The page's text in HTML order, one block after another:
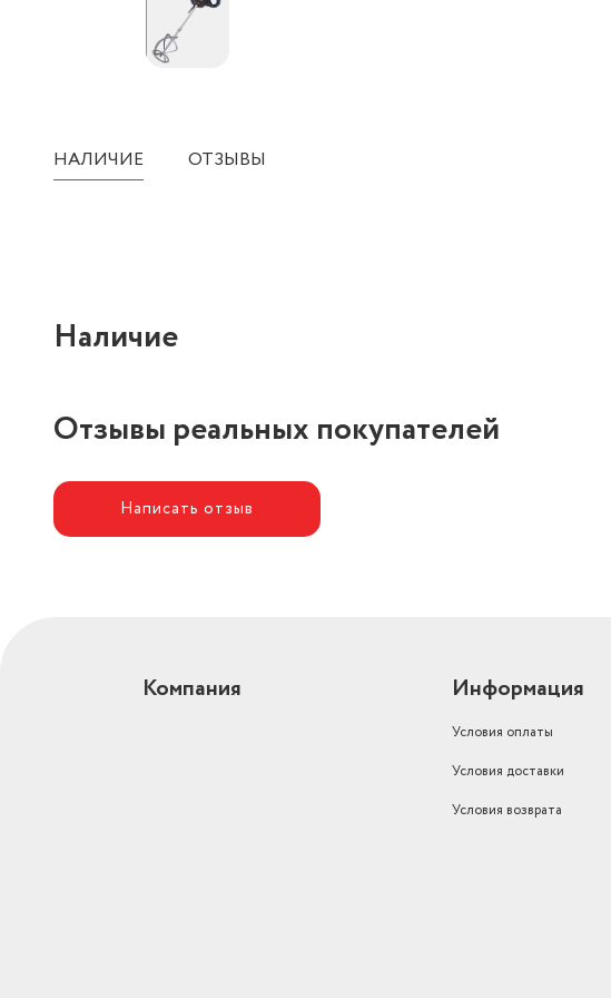
НАЛИЧИЕ ОТЗЫВЫ
Наличие
Отзывы реальных покупателей
Написать отзыв
Компания Информация
Условия оплаты
Условия доставки
Условия возврата